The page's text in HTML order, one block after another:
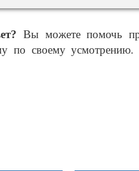
Вы можете помочь
по своему